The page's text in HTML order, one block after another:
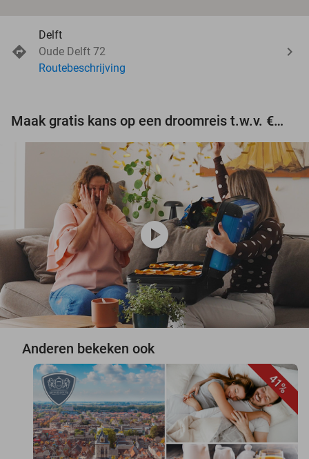
Delft
Oude Delft 72
Routebeschrijving
Maak gratis kans op een droomreis t.w.v. €3.000!
play_circle
Anderen bekeken ook
41%